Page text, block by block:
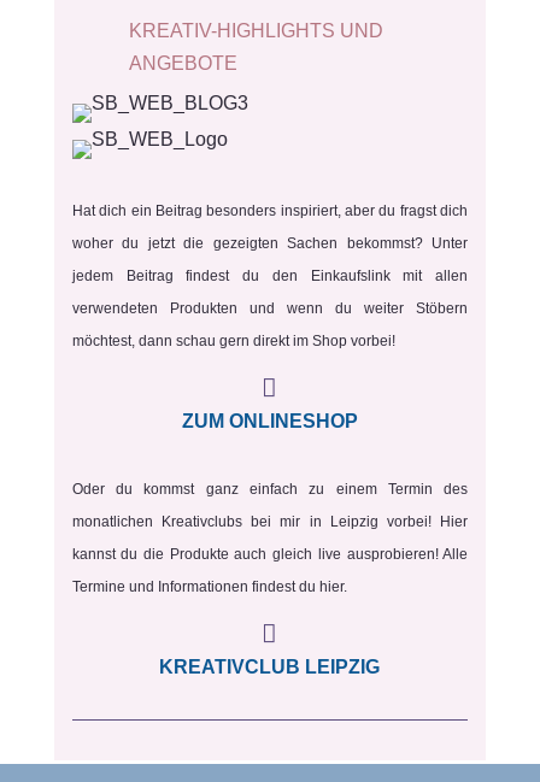
KREATIV-HIGHLIGHTS UND
ANGEBOTE
Hat dich ein Beitrag besonders inspiriert, aber du fragst dich
woher du jetzt die gezeigten Sachen bekommst? Unter
jedem Beitrag findest du den Einkaufslink mit allen
verwendeten Produkten und wenn du weiter Stöbern
möchtest, dann schau gern direkt im Shop vorbei!

ZUM ONLINESHOP
Oder du kommst ganz einfach zu einem Termin des
monatlichen Kreativclubs bei mir in Leipzig vorbei! Hier
kannst du die Produkte auch gleich live ausprobieren! Alle
Termine und Informationen findest du hier.

KREATIVCLUB LEIPZIG